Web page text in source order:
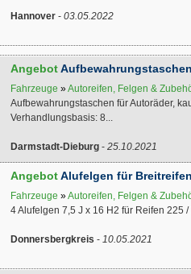
Hannover - 03.05.2022
Angebot
Fahrzeuge »Autoreifen, Felgen &
Aufbewahrungstaschen für Autoräder,
Verhandlungsbasis: 8...
Darmstadt-Dieburg - 25.10.2021
AngebotAlufelgen für Breitreifen
Fahrzeuge »Autoreifen, Felgen &
4 Alufelgen 7,5 J x 16 H2 für Reifen 225
Donnersbergkreis - 10.05.2021